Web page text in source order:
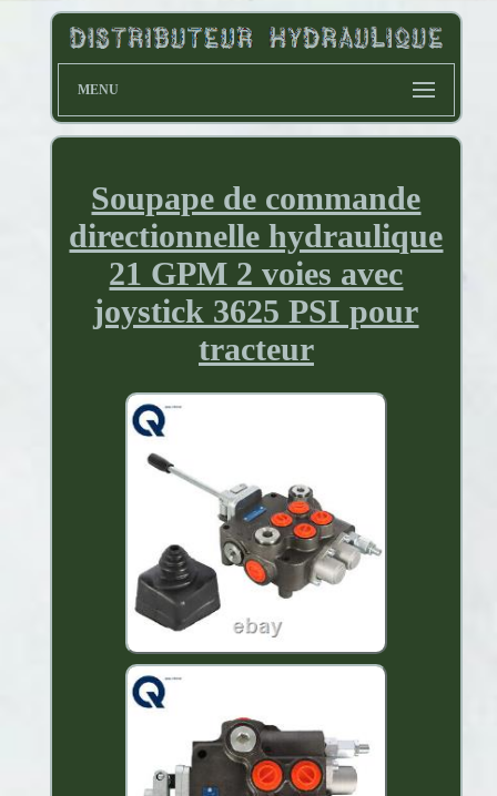
MENU
Soupape de commande
directionnelle hydraulique
21 GPM 2 voies avec
joystick 3625 PSI pour
tracteur